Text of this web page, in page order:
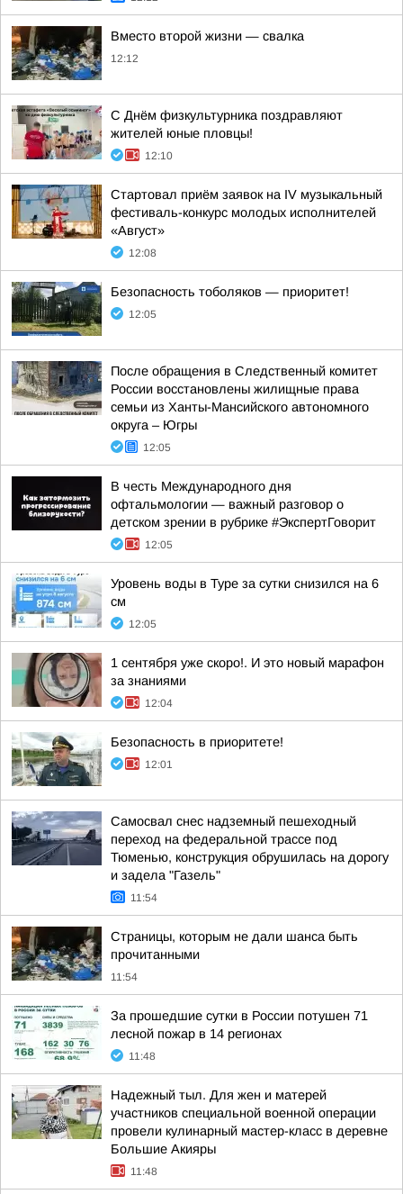
Вместо второй жизни — свалка
12:12
С Днём физкультурника поздравляют
жителей юные пловцы!
12:10
Стартовал приём заявок на IV музыкальный
фестиваль-конкурс молодых исполнителей
«Август»
12:08
Безопасность тоболяков — приоритет!
12:05
После обращения в Следственный комитет
России восстановлены жилищные права
семьи из Ханты-Мансийского автономного
округа – Югры
12:05
В честь Международного дня
офтальмологии — важный разговор о
детском зрении в рубрике #ЭкспертГоворит
12:05
Уровень воды в Туре за сутки снизился на 6
см
12:05
1 сентября уже скоро!. И это новый марафон
за знаниями
12:04
Безопасность в приоритете!
12:01
Самосвал снес надземный пешеходный
переход на федеральной трассе под
Тюменью, конструкция обрушилась на дорогу
и задела "Газель"
11:54
Страницы, которым не дали шанса быть
прочитанными
11:54
За прошедшие сутки в России потушен 71
лесной пожар в 14 регионах
11:48
Надежный тыл. Для жен и матерей
участников специальной военной операции
провели кулинарный мастер-класс в деревне
Большие Акияры
11:48